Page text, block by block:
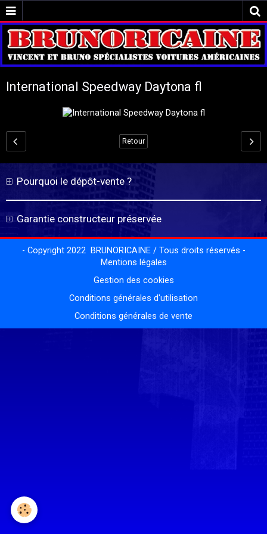
International Speedway Daytona fl
Retour
Pourquoi le dépôt-vente ?
Garantie constructeur préservée
- Copyright 2022 BRUNORICAINE / Tous droits réservés -
Mentions légales
Gestion des cookies
Conditions générales d'utilisation
Conditions générales de vente